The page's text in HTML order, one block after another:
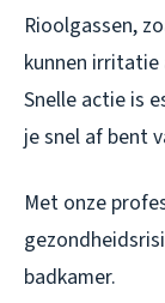
Rioolgassen,
kunnen irritatie
Snelle actie is
je snel af bent
Met onze
badkamer.